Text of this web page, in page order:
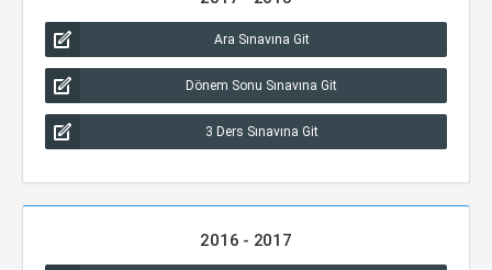
Ara Sınavına Git
Dönem Sonu Sınavına Git
3 Ders Sınavına Git
2016 - 2017